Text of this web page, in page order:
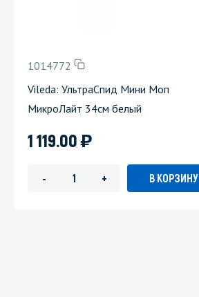
1014772
Vileda: УльтраСпид Мини Моп
МикроЛайт 34см белый
1 119.00)
- + В КОРЗИНУ